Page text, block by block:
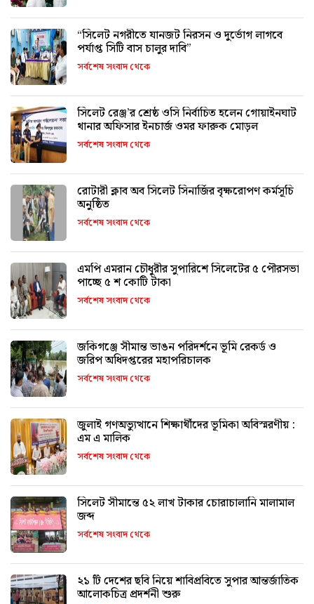
“সিলেট নগরীতে যানজট নিরসন ও দুর্ভোগ লাগবে
পর্যাপ্ত সিটি বাস চালুর দাবি”
সর্বশেষ সংবাদ থেকে
সিলেট রেঞ্জ’র শ্রেষ্ঠ ওসি নির্বাচিত হলেন গোয়াইনঘাট
থানার অফিসার ইনচার্জ ওমর ফারুক মোড়ল
সর্বশেষ সংবাদ থেকে
রোটারী ক্লাব অব সিলেট সিনার্জির বৃক্ষরোপণ কর্মসূচি
অনুষ্ঠিত
সর্বশেষ সংবাদ থেকে
এমপি এমরান চৌধুরীর সুপারিশে সিলেটের ৫ পৌরসভা
পাচ্ছে ৫ শ কোটি টাকা
সর্বশেষ সংবাদ থেকে
জকিগঞ্জে সীমান্ত ভাঙন পরিদর্শনে ভূমি রেকর্ড ও
জরিপ অধিদপ্তরের মহাপরিচালক
সর্বশেষ সংবাদ থেকে
জুলাই গণঅভ্যুত্থানে শিক্ষার্থীদের ভূমিকা অবিস্মরণীয় :
এম এ মালিক
সর্বশেষ সংবাদ থেকে
সিলেট সীমান্তে ৫২ লাখ টাকার চোরাচালানি মালামাল
জব্দ
সর্বশেষ সংবাদ থেকে
২১ টি দেশের ছবি নিয়ে শাবিপ্রবিতে সুপার আন্তর্জাতিক
আলোকচিত্র প্রদর্শনী শুরু